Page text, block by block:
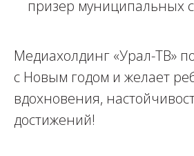
призер муниципальных
Медиахолдинг «Урал-ТВ»
с Новым годом и желает
вдохновения,
достижений!